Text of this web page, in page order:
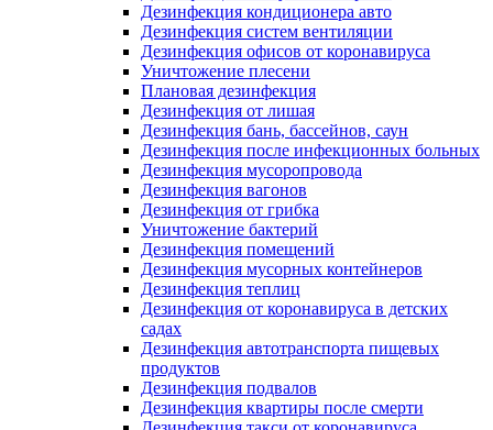
Дезинфекция кондиционера авто
Дезинфекция систем вентиляции
Дезинфекция офисов от коронавируса
Уничтожение плесени
Плановая дезинфекция
Дезинфекция от лишая
Дезинфекция бань, бассейнов, саун
Дезинфекция после инфекционных больных
Дезинфекция мусоропровода
Дезинфекция вагонов
Дезинфекция от грибка
Уничтожение бактерий
Дезинфекция помещений
Дезинфекция мусорных контейнеров
Дезинфекция теплиц
Дезинфекция от коронавируса в детских
садах
Дезинфекция автотранспорта пищевых
продуктов
Дезинфекция подвалов
Дезинфекция квартиры после смерти